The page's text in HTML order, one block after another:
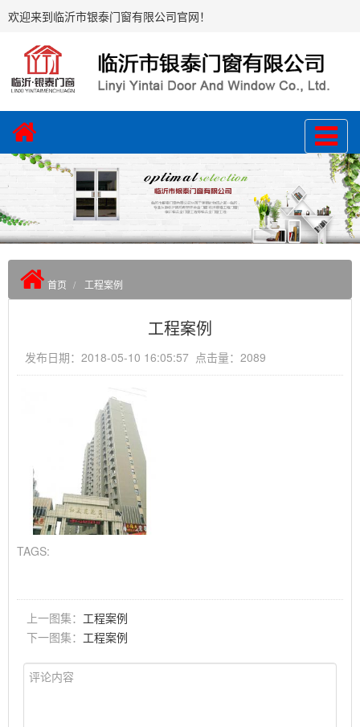
欢迎来到临沂市银泰门窗有限公司官网！
首页 工程案例
工程案例
发布日期：2018-05-10 16:05:57 点击量：2089
TAGS:
上一图集： 工程案例
下一图集： 工程案例